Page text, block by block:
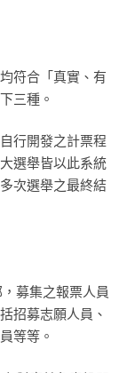
符合「真實、有
三種。
行開發之計票程
選舉皆以此系統
次選舉之最終結
募集之報票人員
招募志願人員、
等等。